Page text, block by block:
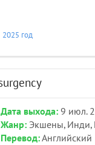
2025 год
Дата выхода:9 июл.
Жанр:Экшены, Инди,
Перевод:Английский